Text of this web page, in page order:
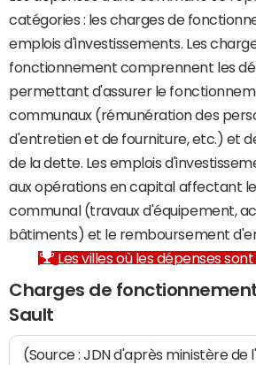
catégories : les charges de
emplois d'investissements. Les
fonctionnement comprennent les
permettant d'assurer le
communaux (rémunération des
d'entretien et de fourniture, etc.) et
de la dette. Les emplois
aux opérations en capital affectant
communal (travaux d'équipement,
bâtiments) et le remboursement
Les villes où les dépenses
Charges de
Sault
(Source : JDN d'après ministère de